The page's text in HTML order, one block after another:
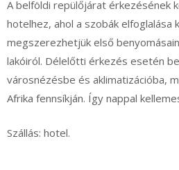
A belföldi repülőjárat érkezésének
hotelhez, ahol a szobák elfoglalása
megszerezhetjük első
lakóiról. Délelőtti érkezés esetén
városnézésbe és aklimatizációba,
Afrika fennsíkján. Így nappal
Szállás: hotel.